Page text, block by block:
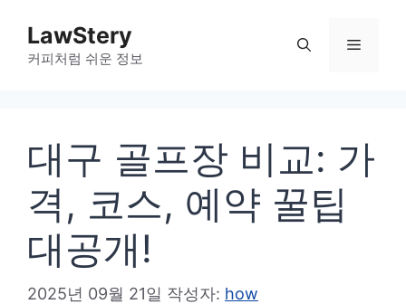
LawStery
커피처럼 쉬운 정보
메
대구 골프장 비교: 가
격, 코스, 예약 꿀팁
대공개!
2025년 09월 21일 작성자: how